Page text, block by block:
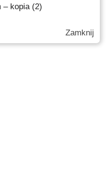
Zamknij
– kopia (2)